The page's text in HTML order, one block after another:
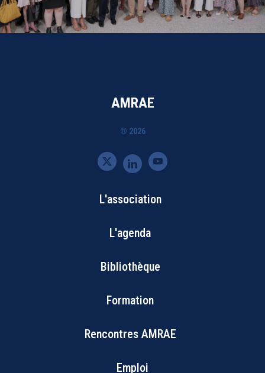
AMRAE
® 2026
Bottom
Footer
Menu
L'association
L'agenda
Bibliothèque
Formation
Rencontres AMRAE
Emploi